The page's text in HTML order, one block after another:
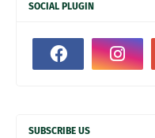
SOCIAL PLUGIN
SUBSCRIBE US